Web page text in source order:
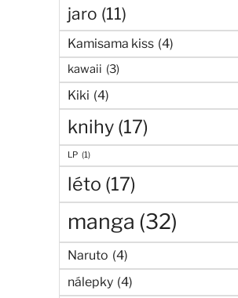
jaro (11)
Kamisama kiss (4)
kawaii (3)
Kiki (4)
knihy (17)
LP (1)
léto (17)
manga (32)
Naruto (4)
nálepky (4)